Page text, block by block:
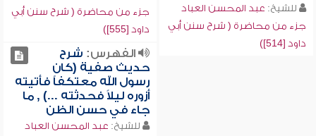
للشيخ: عبد المحسن العباد
جزء من محاضرة ( شرح سنن أبي
داود [514])
جزء من محاضرة ( شرح سنن أبي
داود [555])
الفهرس: شرح
حديث صفية (كان
رسول الله معتكفاً فأتيته
أزوره ليلاً فحدثته ...) , ما
جاء في حسن الظن
للشيخ: عبد المحسن العباد